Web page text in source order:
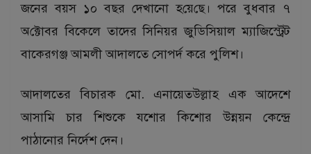
জনের বয়স ১০ বছর দেখানো হ‌য়ে‌ছে। পরে বুধবার ৭
অ‌ক্টোবর বিকেলে তাদের সিনিয়র জুডিসিয়াল ম্যাজিস্ট্রেট
বাকেরগঞ্জ আমলী আদালতে সোপর্দ করে পুলিশ।
আদালতের বিচারক মো. এনায়েতউল্লাহ এক আদেশে
আসামি চার শিশুকে যশোর কিশোর উন্নয়ন কেন্দ্রে
পাঠানোর নির্দেশ দেন।